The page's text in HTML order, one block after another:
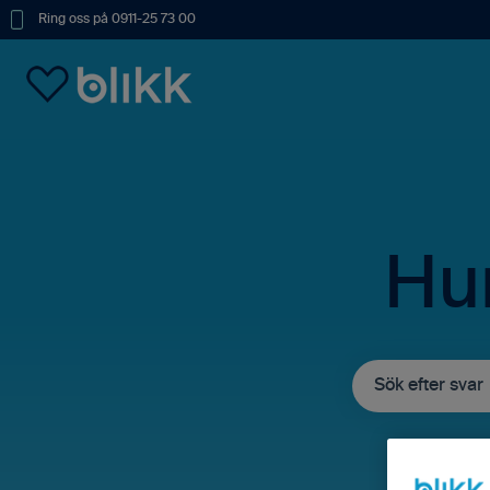
Ring oss på 0911-25 73 00